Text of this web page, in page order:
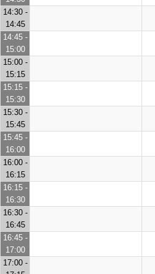
14:30 -
14:45
14:45 -
15:00
15:00 -
15:15
15:15 -
15:30
15:30 -
15:45
15:45 -
16:00
16:00 -
16:15
16:15 -
16:30
16:30 -
16:45
16:45 -
17:00
17:00 -